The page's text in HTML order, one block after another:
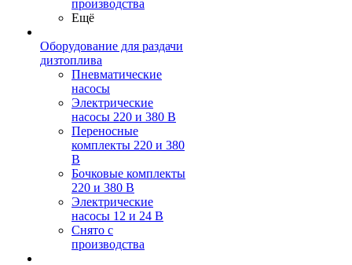
производства
Ещё
Оборудование для раздачи
дизтоплива
Пневматические
насосы
Электрические
насосы 220 и 380 В
Переносные
комплекты 220 и 380
В
Бочковые комплекты
220 и 380 В
Электрические
насосы 12 и 24 В
Снято с
производства